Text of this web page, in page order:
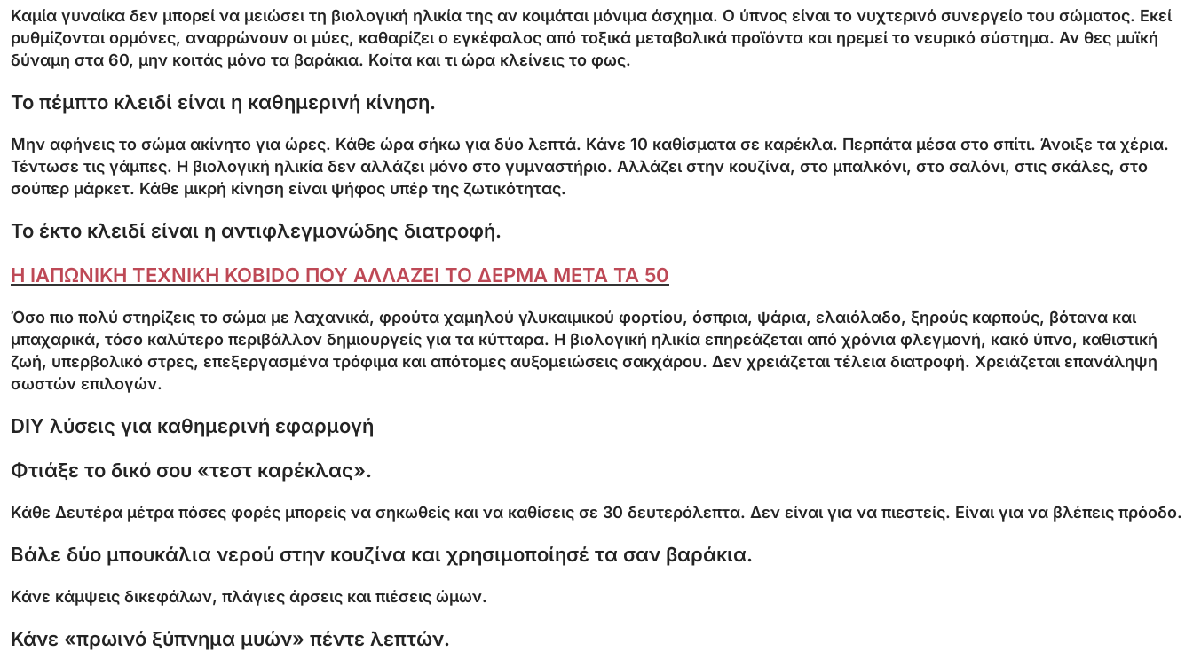
Καμία γυναίκα δεν μπορεί να μειώσει τη βιολογική ηλικία της αν κοιμάται μόνιμα άσχημα. Ο ύπνος είναι το νυχτερινό συνεργείο του σώματος. Εκεί
ρυθμίζονται ορμόνες, αναρρώνουν οι μύες, καθαρίζει ο εγκέφαλος από τοξικά μεταβολικά προϊόντα και ηρεμεί το νευρικό σύστημα. Αν θες μυϊκή
δύναμη στα 60, μην κοιτάς μόνο τα βαράκια. Κοίτα και τι ώρα κλείνεις το φως.
Το πέμπτο κλειδί είναι η καθημερινή κίνηση.
Μην αφήνεις το σώμα ακίνητο για ώρες. Κάθε ώρα σήκω για δύο λεπτά. Κάνε 10 καθίσματα σε καρέκλα. Περπάτα μέσα στο σπίτι. Άνοιξε τα χέρια.
Τέντωσε τις γάμπες. Η βιολογική ηλικία δεν αλλάζει μόνο στο γυμναστήριο. Αλλάζει στην κουζίνα, στο μπαλκόνι, στο σαλόνι, στις σκάλες, στο
σούπερ μάρκετ. Κάθε μικρή κίνηση είναι ψήφος υπέρ της ζωτικότητας.
Το έκτο κλειδί είναι η αντιφλεγμονώδης διατροφή.
Η ΙΑΠΩΝΙΚΗ ΤΕΧΝΙΚΗ KOBIDO ΠΟΥ ΑΛΛΑΖΕΙ ΤΟ ΔΕΡΜΑ ΜΕΤΑ ΤΑ 50
Όσο πιο πολύ στηρίζεις το σώμα με λαχανικά, φρούτα χαμηλού γλυκαιμικού φορτίου, όσπρια, ψάρια, ελαιόλαδο, ξηρούς καρπούς, βότανα και
μπαχαρικά, τόσο καλύτερο περιβάλλον δημιουργείς για τα κύτταρα. Η βιολογική ηλικία επηρεάζεται από χρόνια φλεγμονή, κακό ύπνο, καθιστική
ζωή, υπερβολικό στρες, επεξεργασμένα τρόφιμα και απότομες αυξομειώσεις σακχάρου. Δεν χρειάζεται τέλεια διατροφή. Χρειάζεται επανάληψη
σωστών επιλογών.
DIY λύσεις για καθημερινή εφαρμογή
Φτιάξε το δικό σου «τεστ καρέκλας».
Κάθε Δευτέρα μέτρα πόσες φορές μπορείς να σηκωθείς και να καθίσεις σε 30 δευτερόλεπτα. Δεν είναι για να πιεστείς. Είναι για να βλέπεις πρόοδο.
Βάλε δύο μπουκάλια νερού στην κουζίνα και χρησιμοποίησέ τα σαν βαράκια.
Κάνε κάμψεις δικεφάλων, πλάγιες άρσεις και πιέσεις ώμων.
Κάνε «πρωινό ξύπνημα μυών» πέντε λεπτών.